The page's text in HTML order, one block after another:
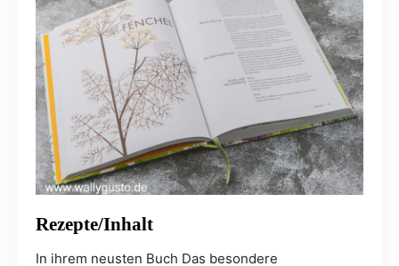
Rezepte/Inhalt
In ihrem neusten Buch Das besondere